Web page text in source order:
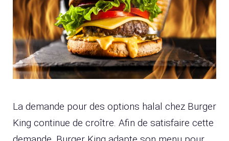
La demande pour des options halal chez Burger
King continue de croître. Afin de satisfaire cette